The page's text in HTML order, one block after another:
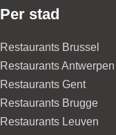
Per stad
Restaurants Brussel
Restaurants Antwerpen
Restaurants Gent
Restaurants Brugge
Restaurants Leuven